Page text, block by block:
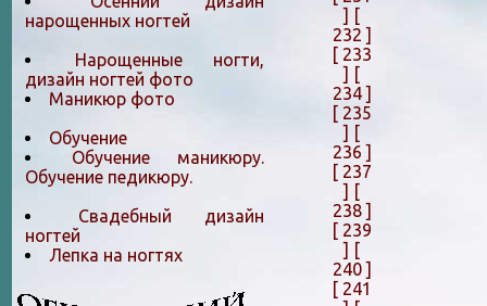
] [
232 ]
[ 233
] [
234 ]
[ 235
] [
236 ]
[ 237
] [
238 ]
[ 239
] [
240 ]
[ 241
нарощенных ногтей
Нарощенные ногти,
дизайн ногтей фото
Маникюр фото
Обучение
Обучение маникюру.
Обучение педикюру.
Свадебный дизайн
ногтей
Лепка на ногтяx